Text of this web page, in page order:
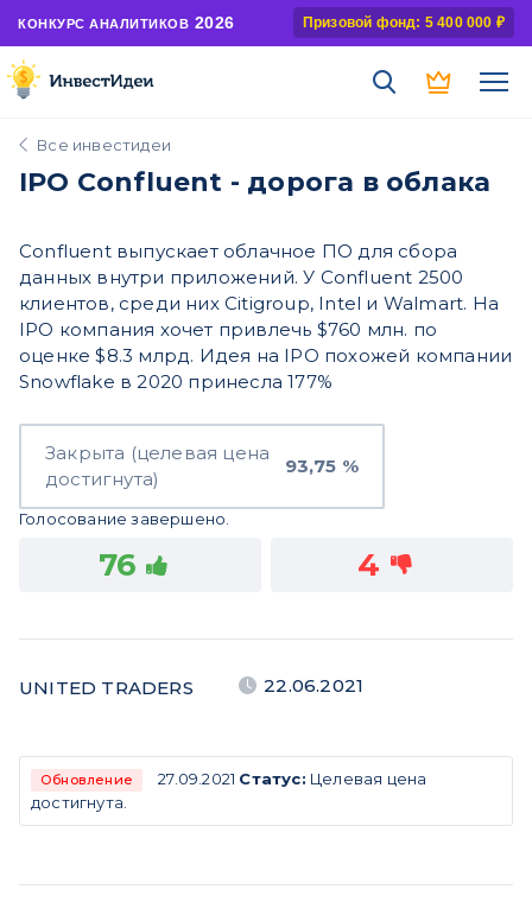
КОНКУРС АНАЛИТИКОВ 2026 Призовой фонд: 5 400 000 ₽
Все инвестидеи
IPO Confluent - дорога в облака
Confluent выпускает облачное ПО для сбора
данных внутри приложений. У Confluent 2500
клиентов, среди них Citigroup, Intel и Walmart. На
IPO компания хочет привлечь $760 млн. по
оценке $8.3 млрд. Идея на IPO похожей компании
Snowflake в 2020 принесла 177%
Закрыта (целевая цена
достигнута)
93,75 %
Голосование завершено.
76 4
UNITED TRADERS 22.06.2021
Обновление 27.09.2021 Статус: Целевая цена
достигнута.